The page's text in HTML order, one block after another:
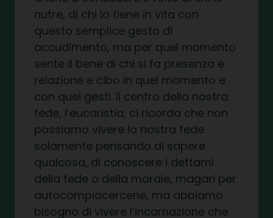
nutre, di chi lo tiene in vita con
questo semplice gesto di
accudimento, ma per quel momento
sente il bene di chi si fa presenza e
relazione e cibo in quel momento e
con quei gesti. Il centro della nostra
fede, l’eucaristia, ci ricorda che non
possiamo vivere la nostra fede
solamente pensando di sapere
qualcosa, di conoscere i dettami
della fede o della morale, magari per
autocompiacercene, ma abbiamo
bisogno di vivere l’incarnazione che